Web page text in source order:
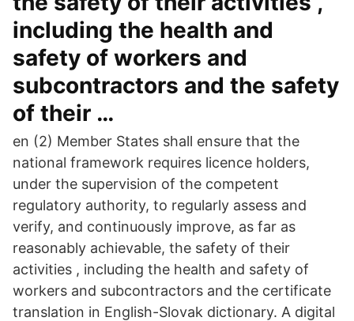
including the health and
safety of workers and
subcontractors and the safety
of their …
en (2) Member States shall ensure that the
national framework requires licence holders,
under the supervision of the competent
regulatory authority, to regularly assess and
verify, and continuously improve, as far as
reasonably achievable, the safety of their
activities , including the health and safety of
workers and subcontractors and the certificate
translation in English-Slovak dictionary. A digital